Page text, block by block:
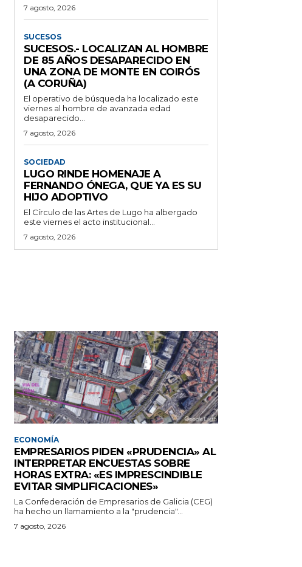
7 agosto, 2026
SUCESOS
SUCESOS.- LOCALIZAN AL HOMBRE
DE 85 AÑOS DESAPARECIDO EN
UNA ZONA DE MONTE EN COIRÓS
(A CORUÑA)
El operativo de búsqueda ha localizado este
viernes al hombre de avanzada edad
desaparecido...
7 agosto, 2026
SOCIEDAD
LUGO RINDE HOMENAJE A
FERNANDO ÓNEGA, QUE YA ES SU
HIJO ADOPTIVO
El Círculo de las Artes de Lugo ha albergado
este viernes el acto institucional...
7 agosto, 2026
ECONOMÍA
EMPRESARIOS PIDEN «PRUDENCIA» AL
INTERPRETAR ENCUESTAS SOBRE
HORAS EXTRA: «ES IMPRESCINDIBLE
EVITAR SIMPLIFICACIONES»
La Confederación de Empresarios de Galicia (CEG)
ha hecho un llamamiento a la "prudencia"...
7 agosto, 2026